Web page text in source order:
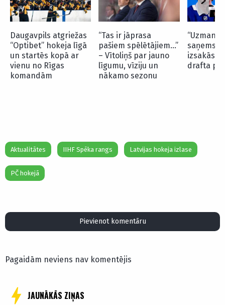
Daugavpils atgriežas
“Optibet” hokeja līgā
un startēs kopā ar
vienu no Rīgas
komandām
“Tas ir jāprasa
pašiem spēlētājiem…”
– Vītoliņš par jauno
līgumu, vīziju un
nākamo sezonu
izsakās
drafta
Aktualitātes IIHF Spēka rangs Latvijas hokeja izlase
PČ hokejā
Pievienot komentāru
Pagaidām neviens nav komentējis
JAUNĀKĀS ZIŅAS